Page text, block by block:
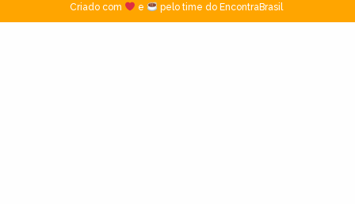
Criado com
e pelo time do EncontraBrasil